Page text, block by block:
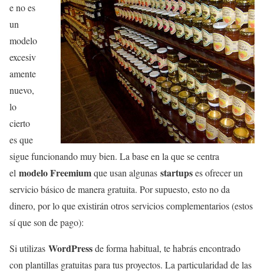
e no es
un
modelo
excesiv
amente
nuevo,
lo
cierto
es que
sigue funcionando muy bien. La base en la que se centra
el modelo Freemiumque usan algunas startupses ofrecer un
servicio básico de manera gratuita. Por supuesto, esto no da
dinero, por lo que existirán otros servicios complementarios (estos
sí que son de pago):
Si utilizas WordPressde forma habitual, te habrás encontrado
con plantillas gratuitas para tus proyectos. La particularidad de las